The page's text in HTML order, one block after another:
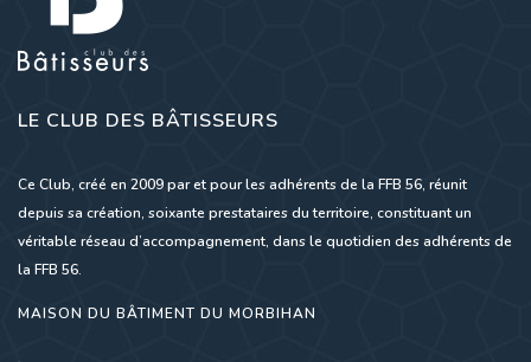
LE CLUB DES BÂTISSEURS
Ce Club, créé en 2009 par et pour les adhérents de la FFB 56, réunit
depuis sa création, soixante prestataires du territoire, constituant un
véritable réseau d’accompagnement, dans le quotidien des adhérents de
la FFB 56.
MAISON DU BÂTIMENT DU MORBIHAN